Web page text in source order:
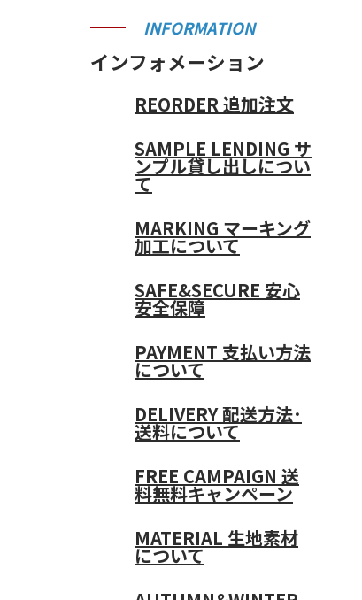
INFORMATION
インフォメーション
REORDER追加注文
SAMPLE LENDING サ
ンプル貸し出しについ
て
MARKING マーキング
加工について
SAFE&SECURE 安心
安全保障
PAYMENT 支払い方法
について
DELIVERY配送方法･
送料について
FREE CAMPAIGN 送
料無料キャンペーン
MATERIAL 生地素材
について